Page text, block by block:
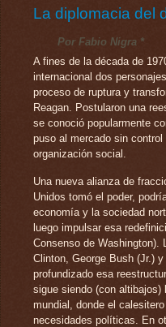
La diplomacia del
Por Fabio Nigra *
A fines de la década de
internacional dos
proceso de ruptura y
Reagan. Postularon una
se conoció popularmente
puso al mercado sin
organización social.
Una nueva alianza de
Unidos tomó el poder,
economía y la sociedad
luego impulsar esa
Consenso de Washington).
Clinton, George Bush (Jr.)
profundizado esa
sigue siendo (con
mundial, donde el
necesidades políticas. En